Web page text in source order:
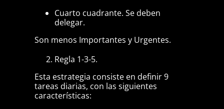
Cuarto cuadrante. Se deben
delegar.
Son menos Importantes y Urgentes.
Regla 1-3-5.
Esta estrategia consiste en definir 9
tareas diarias, con las siguientes
características: